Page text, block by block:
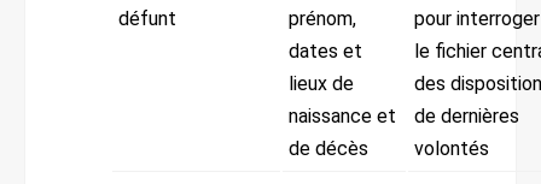
défunt
prénom,
dates et
lieux de
naissance et
de décès
pour interroger
le fichier
des
de dernières
volontés